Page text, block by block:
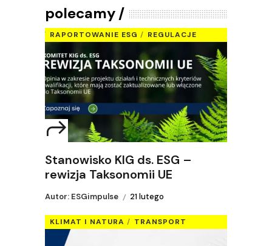
polecamy
RAPORTOWANIE ESG REGULACJE
Stanowisko KIG ds. ESG –
rewizja Taksonomii UE
Autor: ESGimpulse 21 lutego
KLIMAT I NATURA TRANSPORT